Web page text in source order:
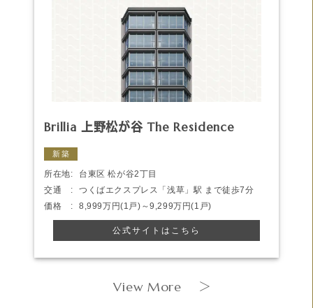
Brillia 上野松が谷 The Residence
新築
所在地:
台東区 松が谷2丁目
交通 :
つくばエクスプレス「浅草」駅 まで徒歩7分
価格 :
8,999万円(1戸)～9,299万円(1戸)
公式サイトはこちら
View More ＞